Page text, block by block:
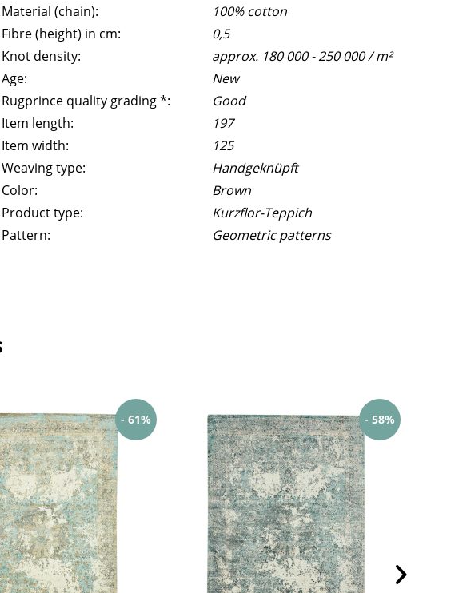
Material (chain):
100% cotton
Fibre (height) in cm:
0,5
Knot density:
approx. 180 000 - 250 000 / m²
Age:
New
Rugprince quality grading *:
Good
Item length:
197
Item width:
125
Weaving type:
Handgeknüpft
Color:
Brown
Product type:
Kurzflor-Teppich
Pattern:
Geometric patterns
- 61% - 58%